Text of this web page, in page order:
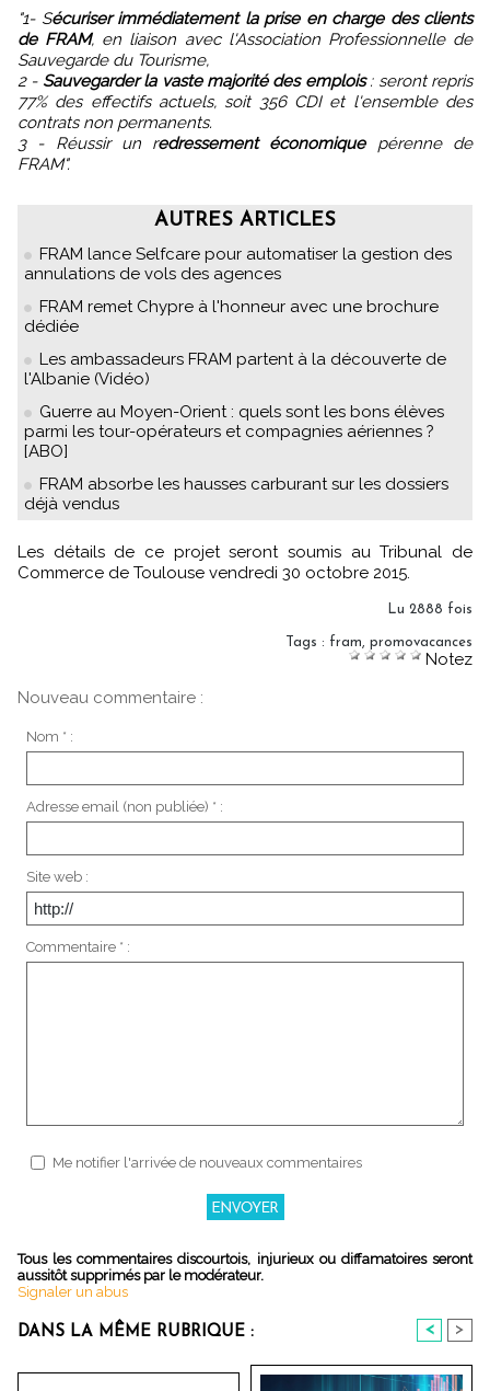
"1- Sécuriser immédiatement la prise en charge des clients
de FRAM, en liaison avec l'Association Professionnelle de
Sauvegarde du Tourisme,
2 - Sauvegarder la vaste majorité des emplois: seront repris
77% des effectifs actuels, soit 356 CDI et l'ensemble des
contrats non permanents.
3 - Réussir un redressement économiquepérenne de
FRAM".
AUTRES ARTICLES
FRAM lance Selfcare pour automatiser la gestion des
annulations de vols des agences
FRAM remet Chypre à l'honneur avec une brochure
dédiée
Les ambassadeurs FRAM partent à la découverte de
l'Albanie (Vidéo)
Guerre au Moyen-Orient : quels sont les bons élèves
parmi les tour-opérateurs et compagnies aériennes ?
[ABO]
FRAM absorbe les hausses carburant sur les dossiers
déjà vendus
Les détails de ce projet seront soumis au Tribunal de
Commerce de Toulouse vendredi 30 octobre 2015.
Lu 2888 fois
Tags : fram, promovacances
Notez
Nouveau commentaire :
Nom * :
Adresse email (non publiée) * :
Site web :
Commentaire * :
Me notifier l'arrivée de nouveaux commentaires
Tous les commentaires discourtois, injurieux ou diffamatoires seront
aussitôt supprimés par le modérateur.
Signaler un abus
DANS LA MÊME RUBRIQUE : < >